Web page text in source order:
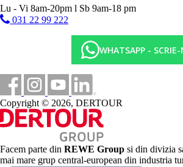
Plaja
O plaja lunga de nisip chiar langa hotel.
de soare contra cost pentru clientii cu
pentru clientii cu All Inclusive. Prosoape
Oferta sportiva
Gratuit:teren de minifotbal, fitness.
Contra cost: tenis
Piscina pentru copii, loc de joaca pentru
Lu - Vi 8am-20pm l Sb 9am-18 pm
031 22 99 222
WHATSAPP - SCRIE-
Copyright © 2026, DERTOUR
Facem parte din REWE Group si din divizia
mai mare grup central-european din industria